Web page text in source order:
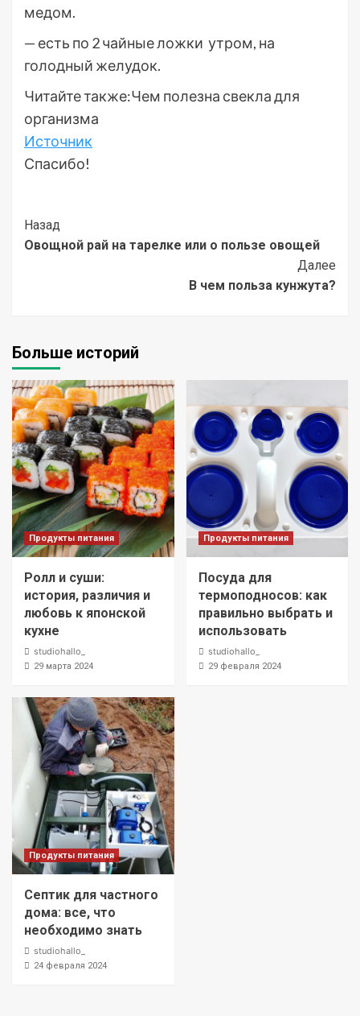
медом.
— есть по 2 чайные ложки утром, на
голодный желудок.
Читайте также:Чем полезна свекла для
организма
Источник
Спасибо!
Post
Navigation
Назад
Овощной рай на тарелке или о пользе овощей
Далее
В чем польза кунжута?
Больше историй
Продукты питания
Ролл и суши:
история, различия и
любовь к японской
кухне
studiohallo_
29 марта 2024
Продукты питания
Посуда для
термоподносов: как
правильно выбрать и
использовать
studiohallo_
29 февраля 2024
Продукты питания
Септик для частного
дома: все, что
необходимо знать
studiohallo_
24 февраля 2024